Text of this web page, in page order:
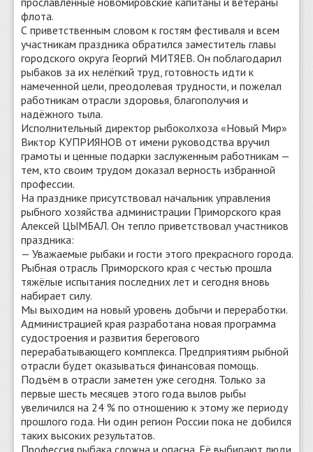
флота.
С приветственным словом к гостям фестиваля и всем
участникам праздника обратился заместитель главы
городского округа Георгий МИТЯЕВ. Он поблагодарил
рыбаков за их нелёгкий труд, готовность идти к
намеченной цели, преодолевая трудности, и пожелал
работникам отрасли здоровья, благополучия и
надёжного тыла.
Исполнительный директор рыбоколхоза «Новый Мир»
Виктор КУПРИЯНОВ от имени руководства вручил
грамоты и ценные подарки заслуженным работникам —
тем, кто своим трудом доказал верность избранной
профессии.
На празднике присутствовал начальник управления
рыбного хозяйства администрации Приморского края
Алексей ЦЫМБАЛ. Он тепло приветствовал участников
праздника:
— Уважаемые рыбаки и гости этого прекрасного города.
Рыбная отрасль Приморского края с честью прошла
тяжёлые испытания последних лет и сегодня вновь
набирает силу.
Мы выходим на новый уровень добычи и переработки.
Администрацией края разработана новая программа
судостроения и развития берегового
перерабатывающего комплекса. Предприятиям рыбной
отрасли будет оказываться финансовая помощь.
Подъём в отрасли заметен уже сегодня. Только за
первые шесть месяцев этого года вылов рыбы
увеличился на 24 % по отношению к этому же периоду
прошлого года. Ни один регион России пока не добился
таких высоких результатов.
Профессия рыбака сложна и опасна. Её выбирают люди